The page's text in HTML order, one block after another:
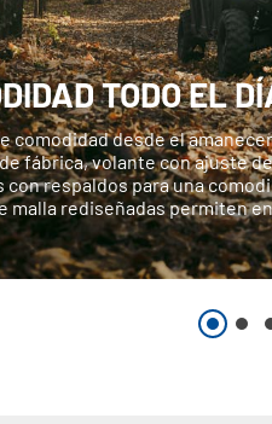
TODO EL
comodidad desde el
fábrica, volante con ajuste
con respaldos para una
malla rediseñadas permiten